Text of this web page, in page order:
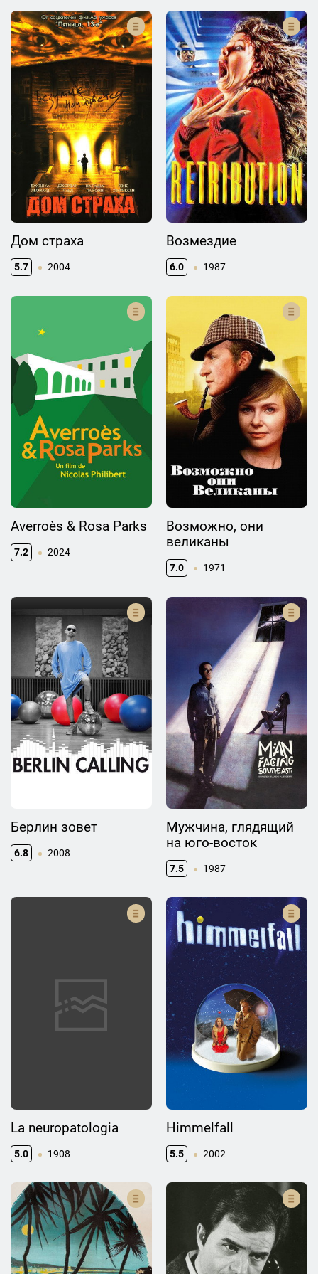
Дом страха
5.7 2004
Возмездие
6.0 1987
Averroès & Rosa Parks
7.2 2024
Возможно, они
великаны
7.0 1971
Берлин зовет
6.8 2008
Мужчина, глядящий
на юго-восток
7.5 1987
La neuropatologia
5.0 1908
Himmelfall
5.5 2002